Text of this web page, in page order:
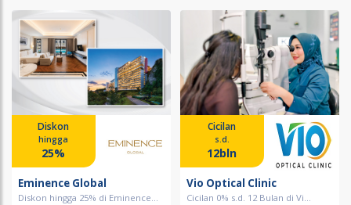
Diskon
hingga
25%
Eminence Global
Diskon hingga 25% di Eminence...
Cicilan
s.d.
12bln
Vio Optical Clinic
Cicilan 0% s.d. 12 Bulan di Vi...